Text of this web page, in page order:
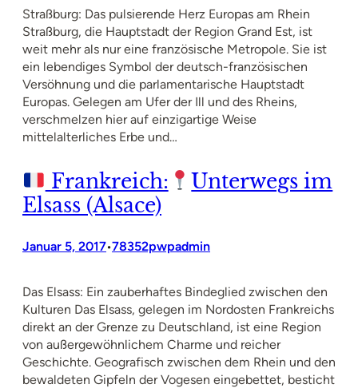
Straßburg: Das pulsierende Herz Europas am Rhein
Straßburg, die Hauptstadt der Region Grand Est, ist
weit mehr als nur eine französische Metropole. Sie ist
ein lebendiges Symbol der deutsch-französischen
Versöhnung und die parlamentarische Hauptstadt
Europas. Gelegen am Ufer der Ill und des Rheins,
verschmelzen hier auf einzigartige Weise
mittelalterliches Erbe und…
Frankreich:
Unterwegs im
Elsass (Alsace)
Januar 5, 2017•78352pwpadmin
Das Elsass: Ein zauberhaftes Bindeglied zwischen den
Kulturen Das Elsass, gelegen im Nordosten Frankreichs
direkt an der Grenze zu Deutschland, ist eine Region
von außergewöhnlichem Charme und reicher
Geschichte. Geografisch zwischen dem Rhein und den
bewaldeten Gipfeln der Vogesen eingebettet, besticht